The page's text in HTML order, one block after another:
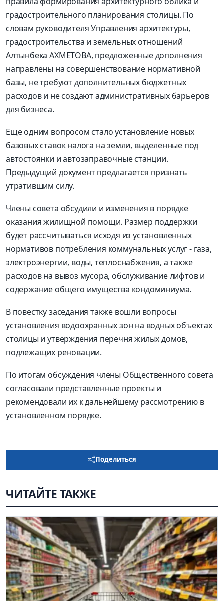
градостроительного планирования столицы. По
словам руководителя Управления архитектуры,
градостроительства и земельных отношений
Алтынбека АХМЕТОВА, предложенные дополнения
направлены на совершенствование нормативной
базы, не требуют дополнительных бюджетных
расходов и не создают административных барьеров
для бизнеса.
Еще одним вопросом стало установление новых
базовых ставок налога на земли, выделенные под
автостоянки и автозаправочные станции.
Предыдущий документ предлагается признать
утратившим силу.
Члены совета обсудили и изменения в порядке
оказания жилищной помощи. Размер поддержки
будет рассчитываться исходя из установленных
нормативов потребления коммунальных услуг - газа,
электроэнергии, воды, теплоснабжения, а также
расходов на вывоз мусора, обслуживание лифтов и
содержание общего имущества кондоминиума.
В повестку заседания также вошли вопросы
установления водоохранных зон на водных объектах
столицы и утверждения перечня жилых домов,
подлежащих реновации.
По итогам обсуждения члены Общественного совета
согласовали представленные проекты и
рекомендовали их к дальнейшему рассмотрению в
установленном порядке.
Поделиться
ЧИТАЙТЕ ТАКЖЕ